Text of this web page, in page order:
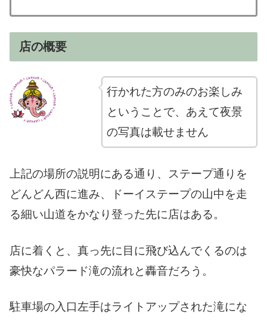
店の概要
行かれた方のみのお楽しみ
ということで、あえて夜景
の写真は載せません
上記の場所の説明にある通り、ステープ通りを
どんどん西に進み、ドーイステープの山中を走
る細い山道をかなり登った先に店はある。
店に着くと、真っ先に目に飛び込んでくるのは
豪快なパラード滝の流れと轟音だろう。
駐車場の入口左手はライトアップされた滝にな